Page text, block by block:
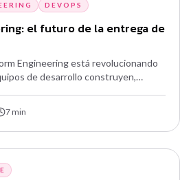
DEVOPS
el futuro de la entrega de
Engineering está revolucionando
de desarrollo construyen,
7min